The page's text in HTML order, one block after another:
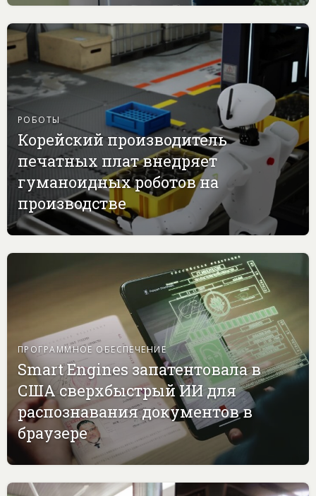
РОБОТЫ
Корейский производитель
печатных плат внедряет
гуманоидных роботов на
производстве
ПРОГРАММНОЕ ОБЕСПЕЧЕНИЕ
Smart Engines запатентовала в
США сверхбыстрый ИИ для
распознавания документов в
браузере